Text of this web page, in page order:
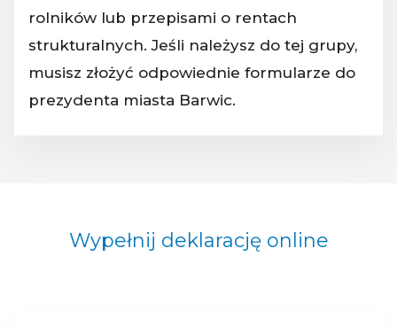
rolników lub przepisami o rentach
strukturalnych. Jeśli należysz do tej grupy,
musisz złożyć odpowiednie formularze do
prezydenta miasta Barwic.
Wypełnij deklarację online